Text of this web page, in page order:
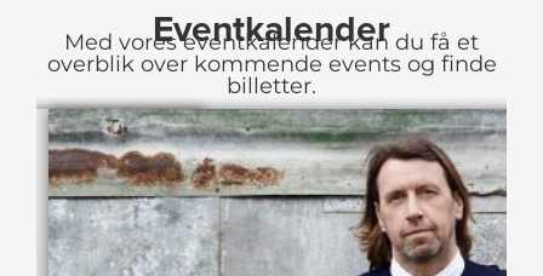
Eventkalender
Med vores eventkalender kan du få et
overblik over kommende events og finde
billetter.